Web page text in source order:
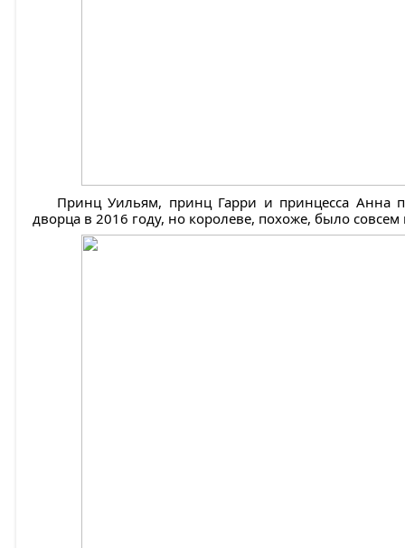
Принц Уильям, принц Гарри и принцесса Анна
дворца в 2016 году, но королеве, похоже, было совсем